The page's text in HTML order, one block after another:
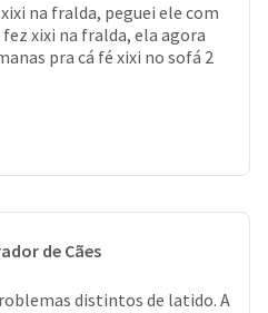
na fralda, peguei ele com
fez xixi na fralda, ela agora
pra cá fé xixi no sofá 2
de Cães
distintos de latido. A